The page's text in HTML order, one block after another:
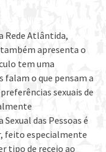
Rede Atlântida,
apresenta o
tem uma
falam o que pensam a
sexuais de
das Pessoas é
feito especialmente
tipo de receio ao